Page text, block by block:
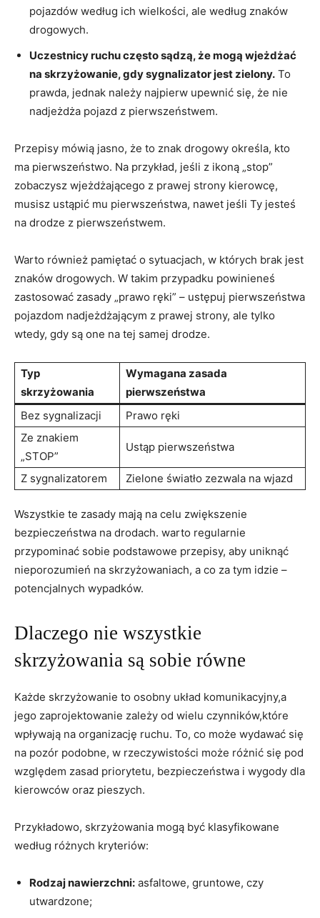
pojazdów według ich wielkości, ale według znaków
drogowych.
Uczestnicy ruchu często sądzą, że mogą wjeżdżać
na skrzyżowanie, gdy sygnalizator jest zielony. To
prawda, jednak należy najpierw upewnić się, że nie
nadjeżdża pojazd z pierwszeństwem.
Przepisy mówią jasno, że to znak drogowy określa, kto
ma pierwszeństwo. Na przykład, jeśli z ikoną „stop”
zobaczysz wjeżdżającego z prawej strony kierowcę,
musisz ustąpić mu pierwszeństwa, nawet jeśli Ty jesteś
na drodze z pierwszeństwem.
Warto również pamiętać o sytuacjach, w których brak jest
znaków drogowych. W takim przypadku powinieneś
zastosować zasady „prawo ręki” – ustępuj pierwszeństwa
pojazdom nadjeżdżającym z prawej strony, ale tylko
wtedy, gdy są one na tej samej drodze.
Typ
skrzyżowania
Wymagana zasada
pierwszeństwa
Bez sygnalizacji
Prawo ręki
Ze znakiem
„STOP”
Ustąp pierwszeństwa
Z sygnalizatorem Zielone światło zezwala na wjazd
Wszystkie te zasady mają na celu zwiększenie
bezpieczeństwa na drodach. warto regularnie
przypominać sobie podstawowe przepisy, aby uniknąć
nieporozumień na skrzyżowaniach, a co za tym idzie –
potencjalnych wypadków.
Dlaczego nie wszystkie
skrzyżowania są sobie równe
Każde skrzyżowanie to osobny układ komunikacyjny,a
jego zaprojektowanie zależy od wielu czynników,które
wpływają na organizację ruchu. To, co może wydawać się
na pozór podobne, w rzeczywistości może różnić się pod
względem zasad priorytetu, bezpieczeństwa i wygody dla
kierowców oraz pieszych.
Przykładowo, skrzyżowania mogą być klasyfikowane
według różnych kryteriów:
Rodzaj nawierzchni: asfaltowe, gruntowe, czy
utwardzone;